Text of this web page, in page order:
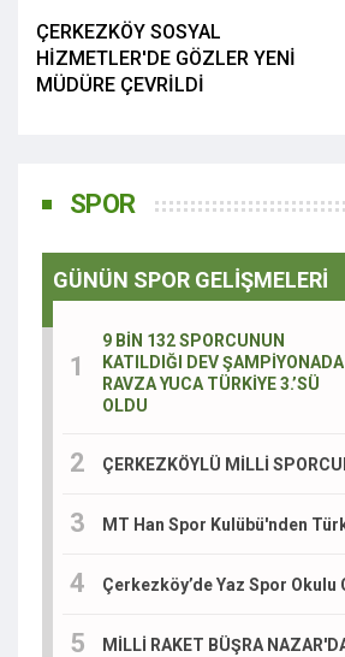
ÇERKEZKÖY SOSYAL
HİZMETLER'DE GÖZLER YENİ
MÜDÜRE ÇEVRİLDİ
SPOR
GÜNÜN SPOR GELİŞMELERİ
9 BİN 132 SPORCUNUN
KATILDIĞI DEV ŞAMPİYONADA
RAVZA YUCA TÜRKİYE 3.’SÜ
OLDU